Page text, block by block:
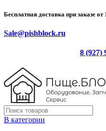
Бесплатная доставка при заказе
Sale@pishblock.ru
8 (927)
В категории